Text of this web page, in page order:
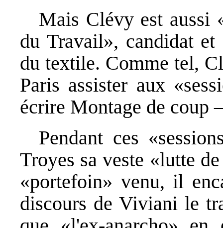
Mais Clévy est aussi
du Travail», candidat
du textile. Comme tel,
Paris assister aux
écrire Montage de
Pendant ces
Troyes sa veste «lutte
«portefoin» venu, il
discours de Viviani le